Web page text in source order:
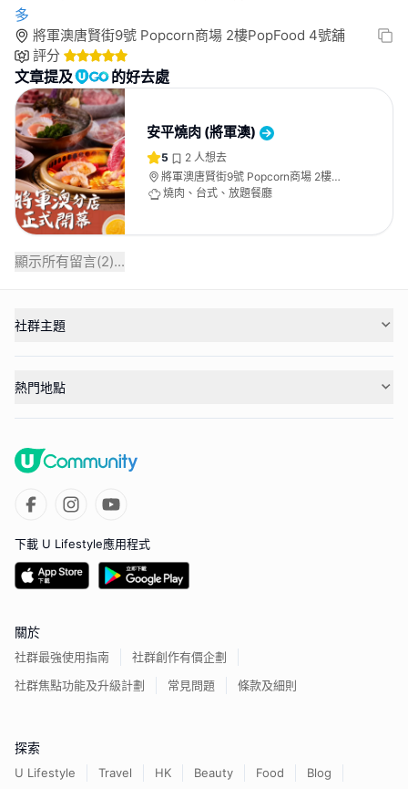
多
將軍澳唐賢街9號 Popcorn商場 2樓PopFood 4號舖
評分
文章提及 的好去處
安平燒肉 (將軍澳)
5 2 人想去
將軍澳唐賢街9號 Popcorn商場 2樓
PopFood 4號舖
燒肉、台式、放題餐廳
顯示所有留言(2)...
社群主題
熱門地點
下載 U Lifestyle應用程式
關於
社群最強使用指南
社群創作有價企劃
社群焦點功能及升級計劃
常見問題 條款及細則
探索
U Lifestyle Travel HK Beauty Food Blog